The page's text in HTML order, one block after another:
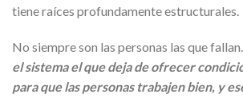
tiene raíces profundamente estructurales.
No siempre son las personas las que fallan.
el sistema el que deja de ofrecer
para que las personas trabajen bien, y